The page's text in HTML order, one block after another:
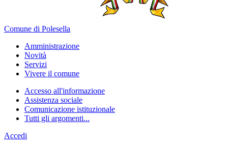
Comune di Polesella
Amministrazione
Novità
Servizi
Vivere il comune
Accesso all'informazione
Assistenza sociale
Comunicazione istituzionale
Tutti gli argomenti...
Accedi